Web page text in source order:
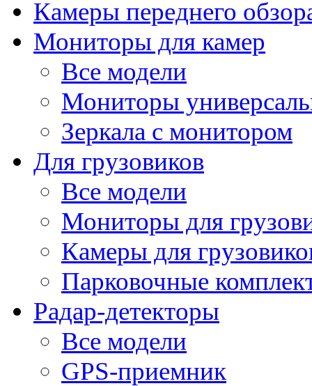
Камеры переднего
Мониторы для камер
Все модели
Мониторы
Зеркала с монитором
Для грузовиков
Все модели
Мониторы для
Камеры для
Парковочные
Радар-детекторы
Все модели
GPS-приемник